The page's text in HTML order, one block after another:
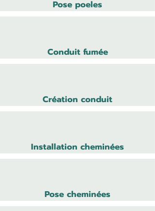
Pose poeles
Conduit fumée
Création conduit
Installation cheminées
Pose cheminées